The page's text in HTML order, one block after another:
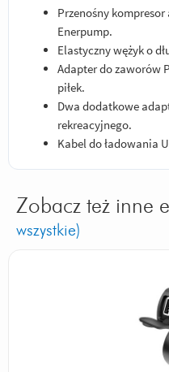
Przenośny
Enerpump.
Elastyczny wężyk o
Adapter do zaworów
piłek.
Dwa dodatkowe
rekreacyjnego.
Kabel do ładowania
Zobacz też inne
wszystkie)